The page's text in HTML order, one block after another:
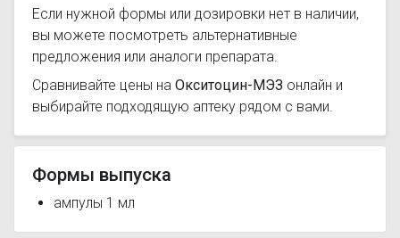
Если нужной формы или дозировки нет в наличии,
вы можете посмотреть альтернативные
предложения или аналоги препарата.
Сравнивайте цены на Окситоцин-МЭЗ онлайн и
выбирайте подходящую аптеку рядом с вами.
Формы выпуска
ампулы 1 мл